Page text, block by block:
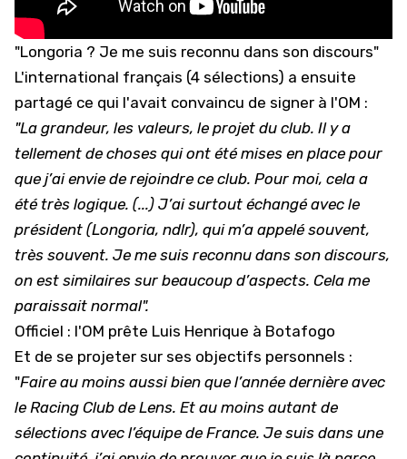
"Longoria ? Je me suis reconnu dans son discours"
L'international français (4 sélections) a ensuite
partagé ce qui l'avait convaincu de signer à l'OM :
"La grandeur, les valeurs, le projet du club. Il y a
tellement de choses qui ont été mises en place pour
que j’ai envie de rejoindre ce club. Pour moi, cela a
été très logique. (...) J’ai surtout échangé avec le
président (Longoria, ndlr), qui m’a appelé souvent,
très souvent. Je me suis reconnu dans son discours,
on est similaires sur beaucoup d’aspects. Cela me
paraissait normal".
Officiel : l'OM prête Luis Henrique à Botafogo
Et de se projeter sur ses objectifs personnels :
"Faire au moins aussi bien que l’année dernière avec
le Racing Club de Lens. Et au moins autant de
sélections avec l’équipe de France. Je suis dans une